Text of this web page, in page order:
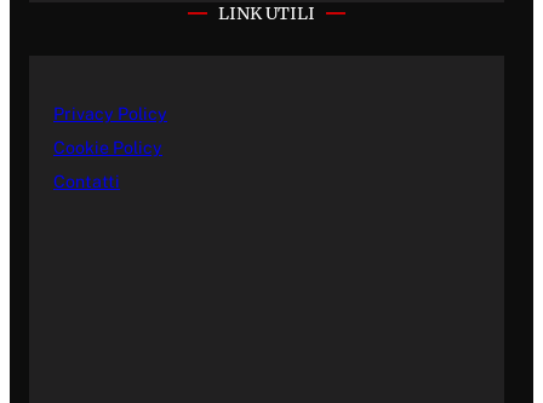
LINK UTILI
Privacy Policy
Cookie Policy
Contatti